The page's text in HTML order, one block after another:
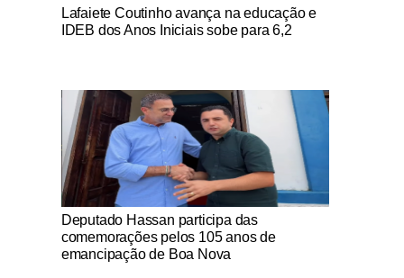
Notícias Católicas
Lafaiete Coutinho avança na educação e
IDEB dos Anos Iniciais sobe para 6,2
Notícias Católicas
Deputado Hassan participa das
comemorações pelos 105 anos de
emancipação de Boa Nova